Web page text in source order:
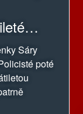
Sáry
poté